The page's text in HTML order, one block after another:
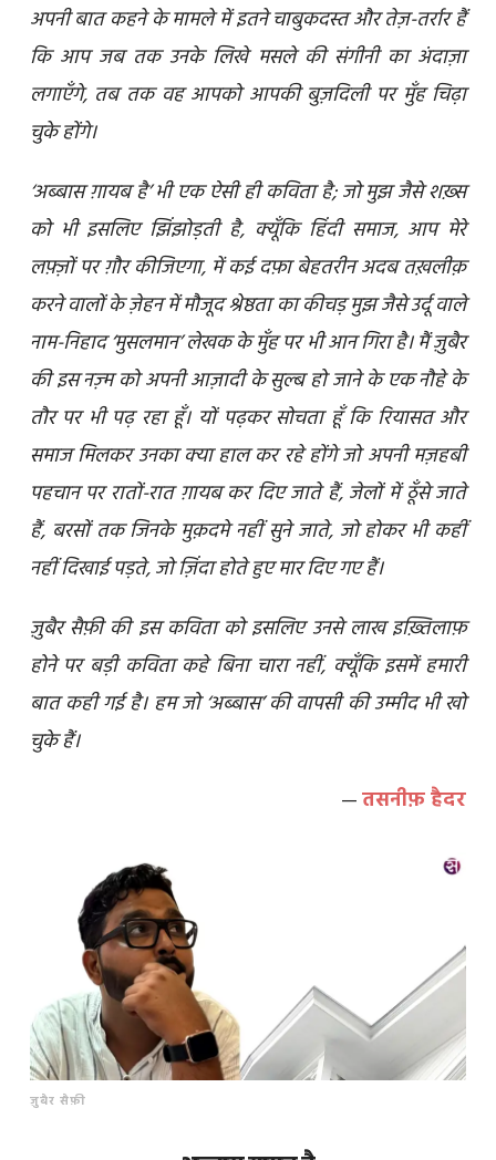
अपनी बात कहने के मामले में इतने चाबुकदस्त और तेज़-तर्रार हैं
कि आप जब तक उनके लिखे मसले की संगीनी का अंदाज़ा
लगाएँगे, तब तक वह आपको आपकी बुज़दिली पर मुँह चिढ़ा
चुके होंगे।
‘अब्बास ग़ायब है’ भी एक ऐसी ही कविता है; जो मुझ जैसे शख़्स
को भी इसलिए झिंझोड़ती है, क्यूँकि हिंदी समाज, आप मेरे
लफ़्ज़ों पर ग़ौर कीजिएगा, में कई दफ़ा बेहतरीन अदब तख़लीक़
करने वालों के ज़ेहन में मौजूद श्रेष्ठता का कीचड़ मुझ जैसे उर्दू वाले
नाम-निहाद ‘मुसलमान’ लेखक के मुँह पर भी आन गिरा है। मैं ज़ुबैर
की इस नज़्म को अपनी आज़ादी के सुल्ब हो जाने के एक नौहे के
तौर पर भी पढ़ रहा हूँ। यों पढ़कर सोचता हूँ कि रियासत और
समाज मिलकर उनका क्या हाल कर रहे होंगे जो अपनी मज़हबी
पहचान पर रातों-रात ग़ायब कर दिए जाते हैं, जेलों में ठूँसे जाते
हैं, बरसों तक जिनके मुक़दमे नहीं सुने जाते, जो होकर भी कहीं
नहीं दिखाई पड़ते, जो ज़िंदा होते हुए मार दिए गए हैं।
ज़ुबैर सैफ़ी की इस कविता को इसलिए उनसे लाख इख़्तिलाफ़
होने पर बड़ी कविता कहे बिना चारा नहीं, क्यूँकि इसमें हमारी
बात कही गई है। हम जो ‘अब्बास’ की वापसी की उम्मीद भी खो
चुके हैं।
—तसनीफ़ हैदर
ज़ुबैर सैफ़ी